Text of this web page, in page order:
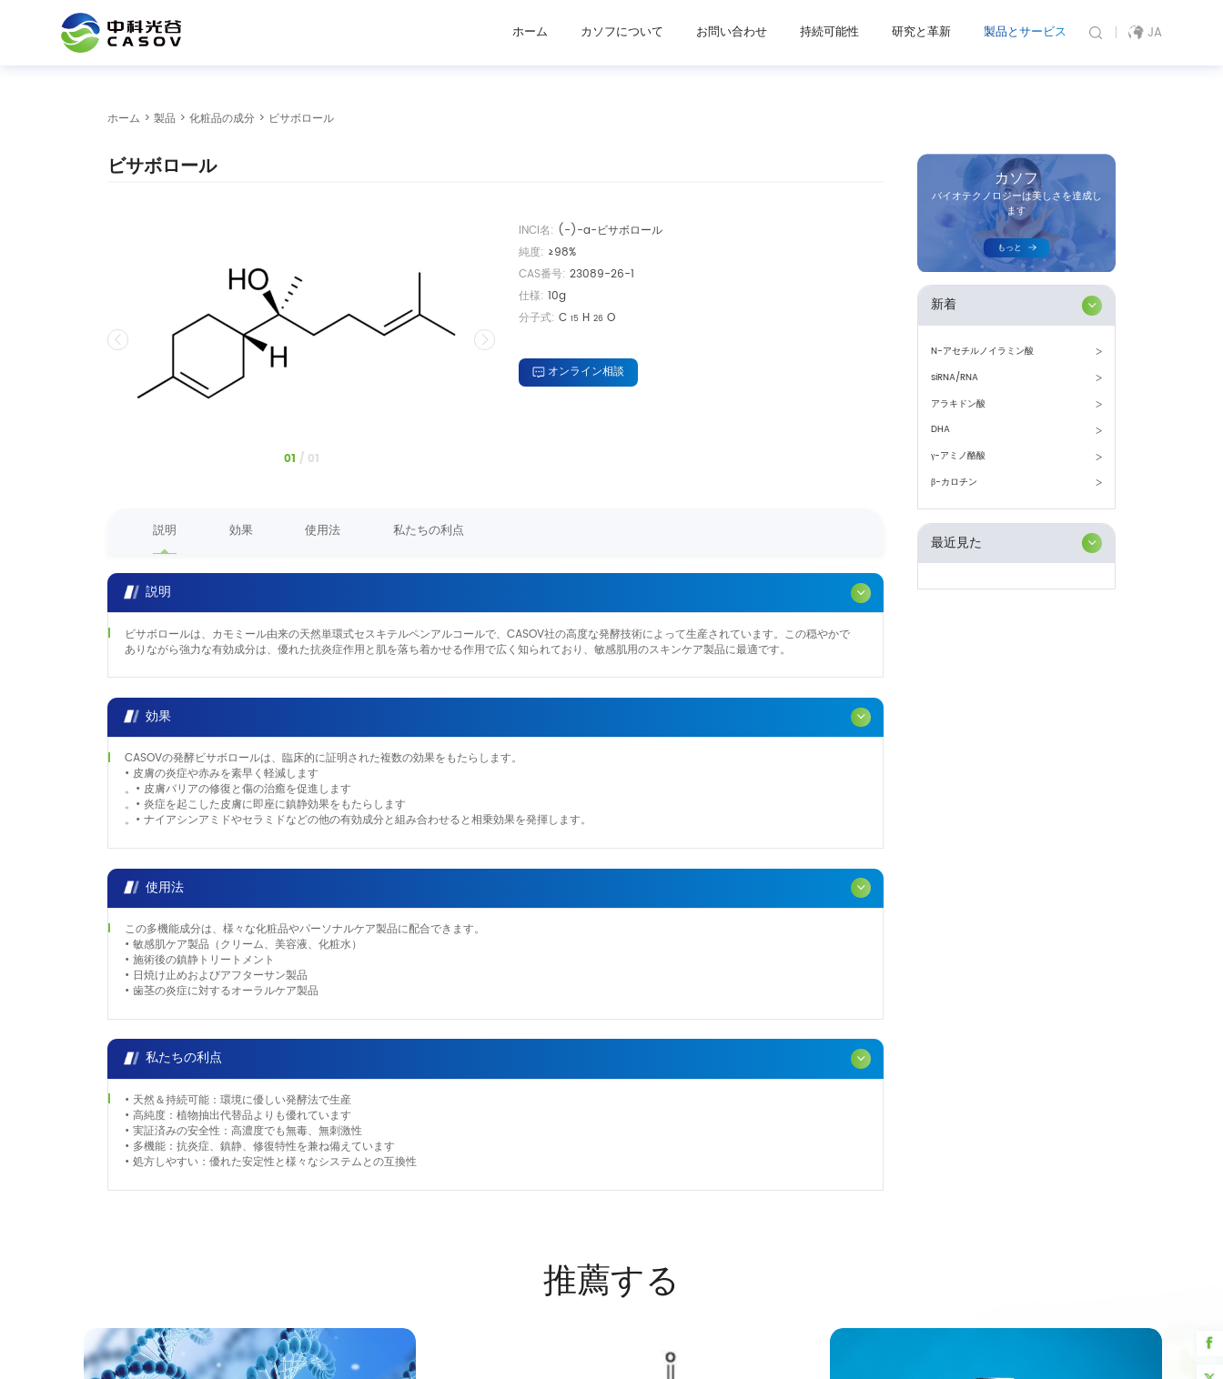
ホーム カソフについて お問い合わせ 持続可能性 研究と革新 製品とサービス JA
化粧品の成分 オーラルビューティーサプリメント成分
ホーム > 製品 > 化粧品の成分> ビサボロール
ビサボロール
1 / 1
INCI名: (-)-a-ビサボロール
純度: ≥98%
CAS番号: 23089-26-1
仕様: 10g
分子式: C15 H26 O
オンライン相談
説明 効果 使用法 私たちの利点
説明
ビサボロールは、カモミール由来の天然単環式セスキテルペンアルコールで、CASOV社の高度な発酵技術によって生産されています。この穏やかで
ありながら強力な有効成分は、優れた抗炎症作用と肌を落ち着かせる作用で広く知られており、敏感肌用のスキンケア製品に最適です。
効果
CASOVの発酵ビサボロールは、臨床的に証明された複数の効果をもたらします。
• 皮膚の炎症や赤みを素早く軽減します
。• 皮膚バリアの修復と傷の治癒を促進します
。• 炎症を起こした皮膚に即座に鎮静効果をもたらします
。• ナイアシンアミドやセラミドなどの他の有効成分と組み合わせると相乗効果を発揮します。
使用法
この多機能成分は、様々な化粧品やパーソナルケア製品に配合できます。
• 敏感肌ケア製品（クリーム、美容液、化粧水）
• 施術後の鎮静トリートメント
• 日焼け止めおよびアフターサン製品
• 歯茎の炎症に対するオーラルケア製品
私たちの利点
• 天然＆持続可能：環境に優しい発酵法で生産
• 高純度：植物抽出代替品よりも優れています
• 実証済みの安全性：高濃度でも無毒、無刺激性
• 多機能：抗炎症、鎮静、修復特性を兼ね備えています
• 処方しやすい：優れた安定性と様々なシステムとの互換性
カソフ
バイオテクノロジーは美しさを達成し
ます
もっと
新着
N-アセチルノイラミン酸
siRNA/RNA
アラキドン酸
DHA
γ-アミノ酪酸
β-カロチン
最近見た
推薦する